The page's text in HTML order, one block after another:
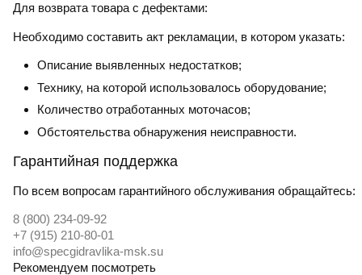
Для возврата товара с дефектами:
Необходимо составить акт рекламации, в котором указать:
Описание выявленных недостатков;
Технику, на которой использовалось оборудование;
Количество отработанных моточасов;
Обстоятельства обнаружения неисправности.
Гарантийная поддержка
По всем вопросам гарантийного обслуживания обращайтесь:
8 (800) 234-09-92
+7 (915) 210-80-01
info@specgidravlika-msk.su
Рекомендуем посмотреть